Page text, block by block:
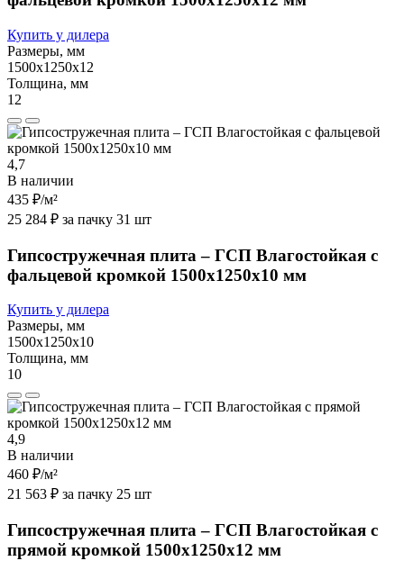
Купить у дилера
Размеры, мм
1500х1250х12
Толщина, мм
12
4,7
В наличии
435 ₽/м²
25 284 ₽ за пачку 31 шт
Гипсостружечная плита – ГСП Влагостойкая с
фальцевой кромкой 1500х1250х10 мм
Купить у дилера
Размеры, мм
1500х1250х10
Толщина, мм
10
4,9
В наличии
460 ₽/м²
21 563 ₽ за пачку 25 шт
Гипсостружечная плита – ГСП Влагостойкая с
прямой кромкой 1500х1250х12 мм